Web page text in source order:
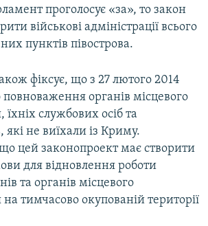
проголосує «за», то закон
військові адміністрації всього
пунктів півострова.
фіксує, що з 27 лютого 2014
органів місцевого
службових осіб та
не виїхали із Криму.
цей законопроект має створити
для відновлення роботи
та органів місцевого
тимчасово окупованій території